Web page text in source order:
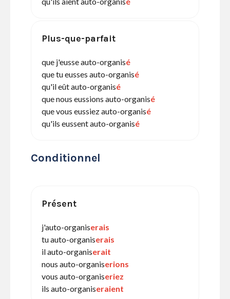
Plus-que-parfait
que j'eusse auto-organisé
que tu eusses auto-organisé
qu'il eût auto-organisé
que nous eussions auto-organisé
que vous eussiez auto-organisé
qu'ils eussent auto-organisé
Conditionnel
Présent
j'auto-organiserais
tu auto-organiserais
il auto-organiserait
nous auto-organiserions
vous auto-organiseriez
ils auto-organiseraient